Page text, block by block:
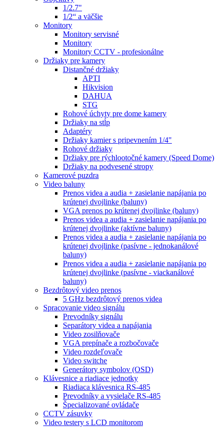
1/2.7"
1/2“ a väčšie
Monitory
Monitory servisné
Monitory
Monitory CCTV - profesionálne
Držiaky pre kamery
Distančné držiaky
APTI
Hikvision
DAHUA
STG
Rohové úchyty pre dome kamery
Držiaky na stĺp
Adaptéry
Držiaky kamier s pripevnením 1/4"
Rohové držiaky
Držiaky pre rýchlootočné kamery (Speed Dome)
Držiaky na podvesené stropy
Kamerové puzdra
Video baluny
Prenos videa a audia + zasielanie napájania po
krútenej dvojlinke (baluny)
VGA prenos po krútenej dvojlinke (baluny)
Prenos videa a audia + zasielanie napájania po
krútenej dvojlinke (aktívne baluny)
Prenos videa a audia + zasielanie napájania po
krútenej dvojlinke (pasívne - jednokanálové
baluny)
Prenos videa a audia + zasielanie napájania po
krútenej dvojlinke (pasívne - viackanálové
baluny)
Bezdrôtový video prenos
5 GHz bezdrôtový prenos videa
Spracovanie video signálu
Prevodníky signálu
Separátory videa a napájania
Video zosilňovače
VGA prepínače a rozbočovače
Video rozdeľovače
Video switche
Generátory symbolov (OSD)
Klávesnice a riadiace jednotky
Riadiaca klávesnica RS-485
Prevodníky a vysielače RS-485
Špecializované ovládače
CCTV zásuvky
Video testery s LCD monitorom